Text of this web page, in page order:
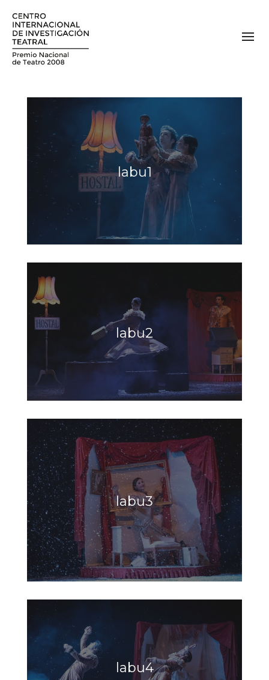
labu1
labu2
labu3
labu4